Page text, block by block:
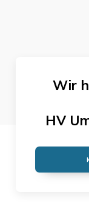
Wir
HV